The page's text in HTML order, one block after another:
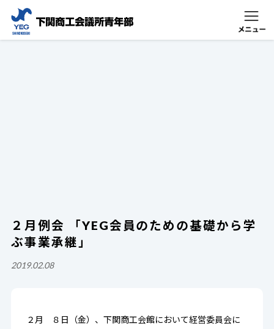
２月例会 「YEG会員のための基礎から学
ぶ事業承継」
2019.02.08
２月 ８日（金）、下関商工会館において経営委員会に